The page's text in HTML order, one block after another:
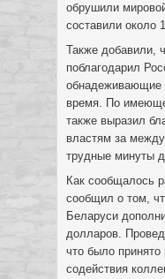
обрушили
составили около
Также добавили,
поблагодарил
обнадеживающие
время. По
также выразил
властям за
трудные минуты
Как сообщалось
сообщил о том,
Беларуси
долларов.
что было
содействия